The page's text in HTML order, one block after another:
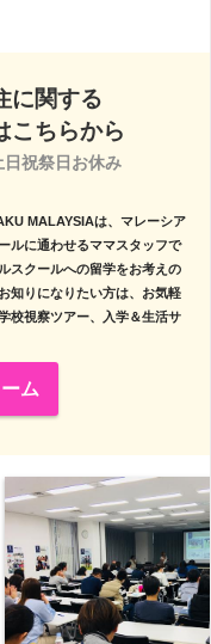
に関する
こちらから
祝祭日お休み
MALAYSIAは、マレーシア
ルに通わせるママスタッフで
スクールへの留学をお考えの
知りになりたい方は、お気軽
校視察ツアー、入学＆生活サ
ム